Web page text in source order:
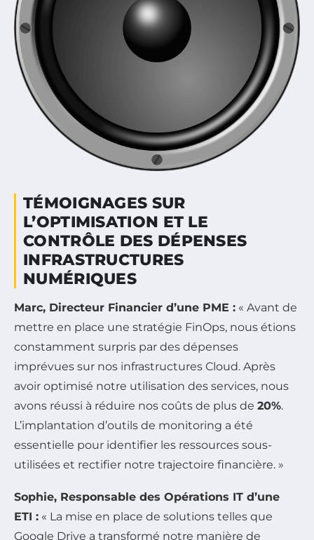
TÉMOIGNAGES SUR
L’OPTIMISATION ET LE
CONTRÔLE DES DÉPENSES
INFRASTRUCTURES
NUMÉRIQUES
Marc, Directeur Financier d’une PME : « Avant de
mettre en place une stratégie FinOps, nous étions
constamment surpris par des dépenses
imprévues sur nos infrastructures Cloud. Après
avoir optimisé notre utilisation des services, nous
avons réussi à réduire nos coûts de plus de 20%.
L’implantation d’outils de monitoring a été
essentielle pour identifier les ressources sous-
utilisées et rectifier notre trajectoire financière. »
Sophie, Responsable des Opérations IT d’une
ETI : « La mise en place de solutions telles que
Google Drive a transformé notre manière de